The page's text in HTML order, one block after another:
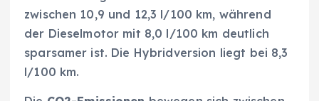
zwischen 10,9 und 12,3 l/100 km, während
der Dieselmotor mit 8,0 l/100 km deutlich
sparsamer ist. Die Hybridversion liegt bei 8,3
l/100 km.